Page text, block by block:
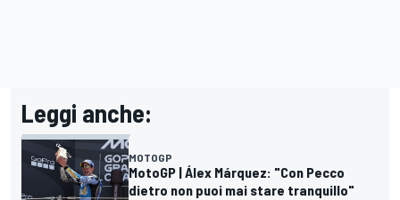
Leggi anche:
MOTOGP
MotoGP | Álex Márquez: "Con Pecco
dietro non puoi mai stare tranquillo"